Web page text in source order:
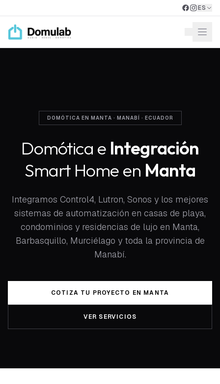
ES
DOMÓTICA EN MANTA · MANABÍ · ECUADOR
Domótica e Integración
Smart Home en Manta
Integramos Control4, Lutron, Sonos y los mejores
sistemas de automatización en casas de playa,
condominios y residencias de lujo en Manta,
Barbasquillo, Murciélago y toda la provincia de
Manabí.
COTIZA TU PROYECTO EN MANTA
VER SERVICIOS